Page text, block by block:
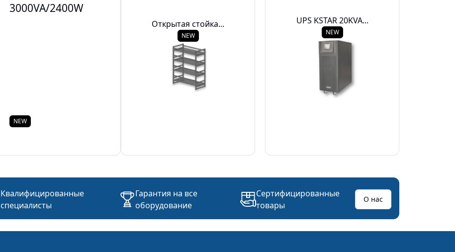
3000VA/2400W
NEW
Открытая стойка...
NEW
UPS KSTAR 20KVA...
NEW
Квалифицированные
специалисты
Гарантия на все
оборудование
Сертифицированные
товары
О нас